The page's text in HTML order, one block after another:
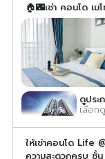
🏠🌃เช่า คอนโด เ
ดูประ
เลือก
ให้เช่าคอนโด Life
ความสะดวกครบ ชั้